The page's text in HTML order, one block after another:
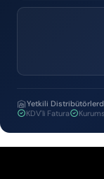
Yetkili
KDV'li Fatura